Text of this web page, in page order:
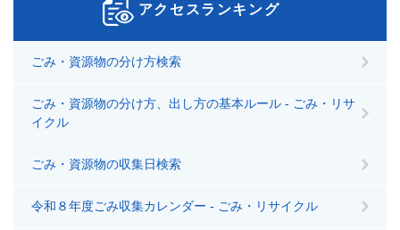
アクセスランキング
ごみ・資源物の分け方検索
ごみ・資源物の分け方、出し方の基本ルール - ごみ・リサ
イクル
ごみ・資源物の収集日検索
令和８年度ごみ収集カレンダー - ごみ・リサイクル